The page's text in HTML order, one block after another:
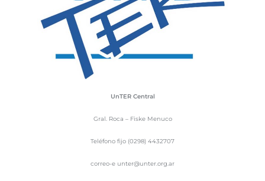
UnTER Central
Gral. Roca – Fiske Menuco
Teléfono fijo (0298) 4432707
correo-e unter@unter.org.ar